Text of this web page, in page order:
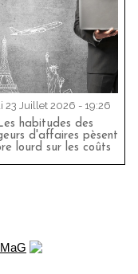
23 Juillet 2026 - 19:26
habitudes des
d'affaires pèsent
lourd sur les coûts